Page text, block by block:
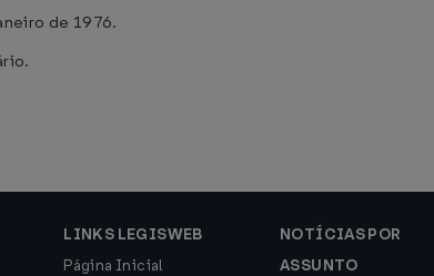
de 1976.
LINKS LEGISWEB
Página Inicial
NOTÍCIAS POR
ASSUNTO